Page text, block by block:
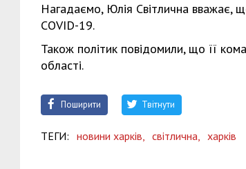
Нагадаємо, Юлія Світлична вважає,
COVID-19.
Також політик повідомили, що її
області.
Поширити Твітнути
ТЕГИ: новини харків, світлична, харків